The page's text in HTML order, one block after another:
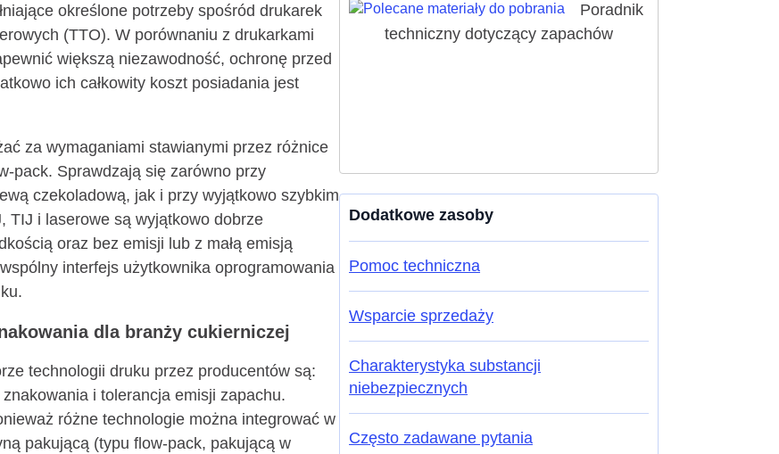
określone potrzeby spośród drukarek
(TTO). W porównaniu z drukarkami
większą niezawodność, ochronę przed
ich całkowity koszt posiadania jest
za wymaganiami stawianymi przez różnice
pack. Sprawdzają się zarówno przy
czekoladową, jak i przy wyjątkowo szybkim
TIJ i laserowe są wyjątkowo dobrze
oraz bez emisji lub z małą emisją
interfejs użytkownika oprogramowania
dla branży cukierniczej
technologii druku przez producentów są:
i tolerancja emisji zapachu.
różne technologie można integrować w
pakującą (typu flow-pack, pakującą w
Poradnik
techniczny dotyczący zapachów
Dodatkowe zasoby
Pomoc techniczna
Wsparcie sprzedaży
Charakterystyka substancji
niebezpiecznych
Często zadawane pytania